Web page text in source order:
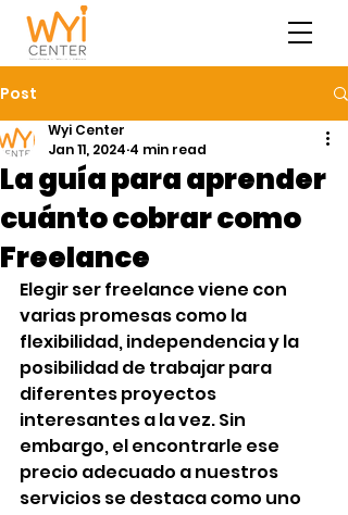
Post
La guía para aprender
cuánto cobrar como
Freelance
Wyi Center
Jan 11, 2024 4 min read
Elegir ser freelance viene con
varias promesas como la
flexibilidad, independencia y la
posibilidad de trabajar para
diferentes proyectos
interesantes a la vez. Sin
embargo, el encontrarle ese
precio adecuado a nuestros
servicios se destaca como uno